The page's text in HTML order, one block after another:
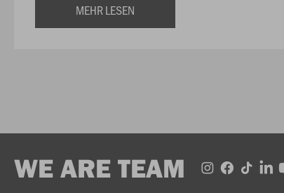
MEHR LESEN
WE ARE TEAM